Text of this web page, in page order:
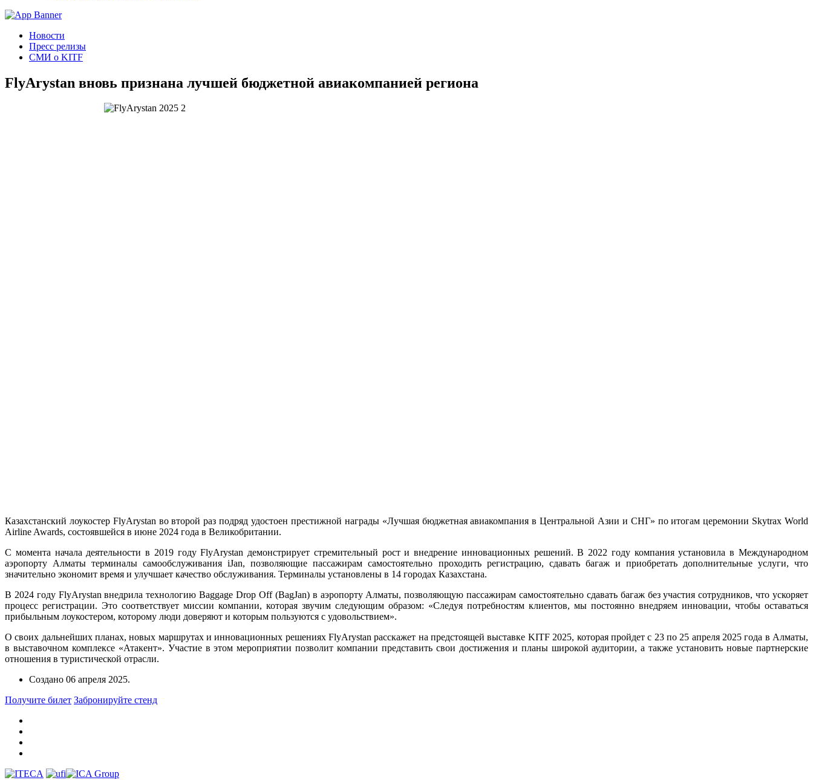
Новости
Пресс релизы
СМИ о KITF
FlyArystan вновь признана лучшей бюджетной авиакомпанией региона
Казахстанский лоукостер FlyArystan во второй раз подряд удостоен престижной награды «Лучшая бюджетная авиакомпания в Центральной Азии и СНГ» по итогам церемонии Skytrax World
Airline Awards, состоявшейся в июне 2024 года в Великобритании.​
С момента начала деятельности в 2019 году FlyArystan демонстрирует стремительный рост и внедрение инновационных решений. В 2022 году компания установила в Международном
аэропорту Алматы терминалы самообслуживания iJan, позволяющие пассажирам самостоятельно проходить регистрацию, сдавать багаж и приобретать дополнительные услуги, что
значительно экономит время и улучшает качество обслуживания. Терминалы установлены в 14 городах Казахстана.​
В 2024 году FlyArystan внедрила технологию Baggage Drop Off (BagJan) в аэропорту Алматы, позволяющую пассажирам самостоятельно сдавать багаж без участия сотрудников, что ускоряет
процесс регистрации. Это соответствует миссии компании, которая звучим следующим образом: «Следуя потребностям клиентов, мы постоянно внедряем инновации, чтобы оставаться
прибыльным лоукостером, которому люди доверяют и которым пользуются с удовольствием».
О своих дальнейших планах, новых маршрутах и инновационных решениях FlyArystan расскажет на предстоящей выставке KITF 2025, которая пройдет с 23 по 25 апреля 2025 года в Алматы,
в выставочном комплексе «Атакент». Участие в этом мероприятии позволит компании представить свои достижения и планы широкой аудитории, а также установить новые партнерские
отношения в туристической отрасли.
Создано 06 апреля 2025.
Получите билет Забронируйте стенд